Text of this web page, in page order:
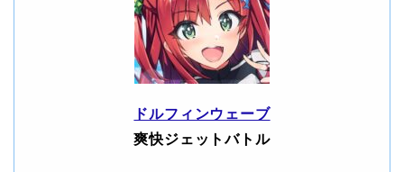
ドルフィンウェーブ
爽快ジェットバトル